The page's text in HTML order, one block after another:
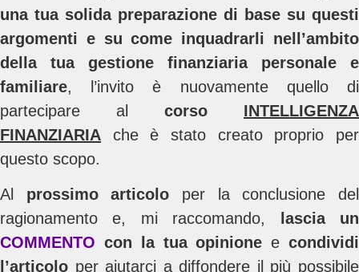
una tua solida preparazione di base su questi
argomenti e su come inquadrarli nell’ambito
della tua gestione finanziaria personale e
familiare, l’invito è nuovamente quello di
partecipare al corso INTELLIGENZA
FINANZIARIA che è stato creato proprio per
questo scopo.
Al prossimo articolo per la conclusione del
ragionamento e, mi raccomando,
lascia un
COMMENTO con la tua opinione econdividi
l’articolo per aiutarci a diffondere il più possibile